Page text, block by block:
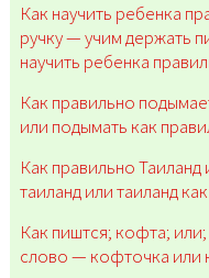
Как научить ребенка
ручку — учим держать
научить ребенка
Как правильно
или подымать как
Как правильно
таиланд или таиланд
Как пиштся; кофта;
слово — кофточка или